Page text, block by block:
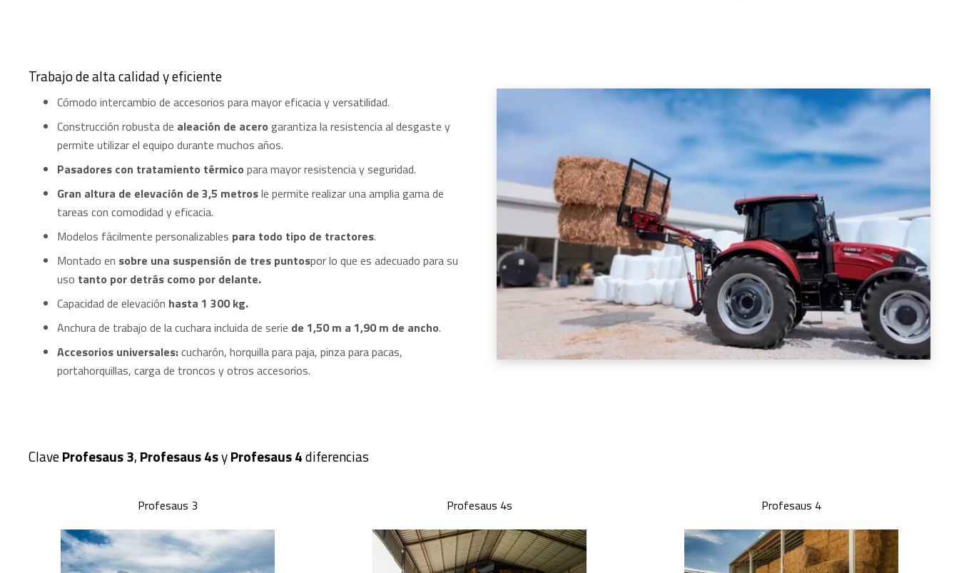
Trabajo de alta calidad y eficiente
Cómodo intercambio de accesorios para mayor eficacia y versatilidad.
Construcción robusta de aleación de acero garantiza la resistencia al desgaste y
permite utilizar el equipo durante muchos años.
Pasadores con tratamiento térmico para mayor resistencia y seguridad.
Gran altura de elevación de 3,5 metrosle permite realizar una amplia gama de
tareas con comodidad y eficacia.
Modelos fácilmente personalizables para todo tipo de tractores.
Montado en sobre una suspensión de tres puntospor lo que es adecuado para su
uso tanto por detrás como por delante.
Capacidad de elevación hasta 1 300 kg.
Anchura de trabajo de la cuchara incluida de serie de 1,50 m a 1,90 m de ancho.
Accesorios universales:cucharón, horquilla para paja, pinza para pacas,
portahorquillas, carga de troncos y otros accesorios.
ClaveProfesaus 3, Profesaus 4syProfesaus 4diferencias
Profesaus 3 Profesaus 4s Profesaus 4